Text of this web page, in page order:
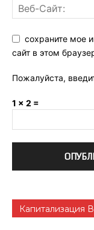
сохраните мое
сайт в этом
Пожалуйста,
1 × 2 =
Капитализация